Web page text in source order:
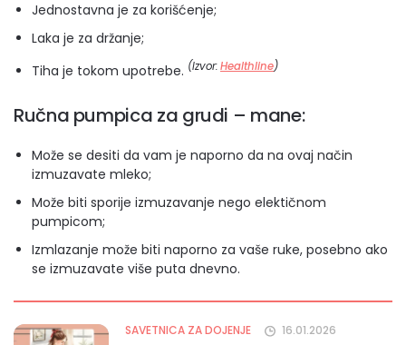
Jednostavna je za korišćenje;
Laka je za držanje;
Tiha je tokom upotrebe. (Izvor:Healthline)
Ručna pumpica za grudi – mane:
Može se desiti da vam je naporno da na ovaj način
izmuzavate mleko;
Može biti sporije izmuzavanje nego elektičnom
pumpicom;
Izmlazanje može biti naporno za vaše ruke, posebno ako
se izmuzavate više puta dnevno.
SAVETNICA ZA DOJENJE 16.01.2026